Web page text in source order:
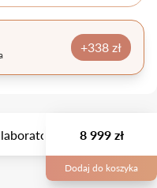
+338 zł
Wielkość
8 999 zł
Dodaj do koszyka